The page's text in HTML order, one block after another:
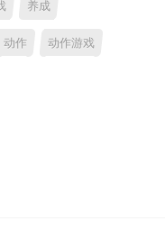
养成
动作 动作游戏